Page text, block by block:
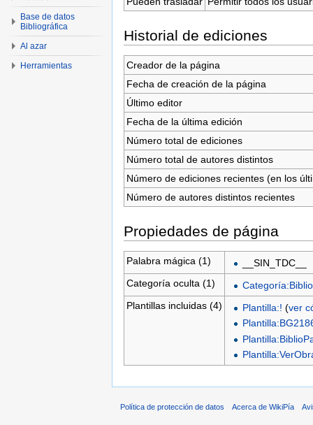
Historial de ediciones
Creador de la página
Fecha de creación de la página
Último editor
Fecha de la última edición
Número total de ediciones
Número total de autores distintos
Número de ediciones recientes (en los
Número de autores distintos recientes
Propiedades de página
Palabra mágica (1)
__SIN_TDC__
Categoría oculta (1)
Plantillas incluidas (4)
Plantilla:! (ver
Base de datos
Bibliográfica
Al azar
Herramientas
Política de protección de datos Acerca de WikiPía